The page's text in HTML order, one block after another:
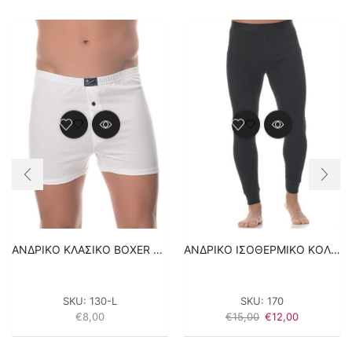
ΑΝΔΡΙΚΟ ΚΛΑΣΙΚΟ BOXER ΜΕ ΚΟΥΜΠΙ LIDO UNDERWEAR – ΛΕΥΚΟ 100% ΒΑΜΒΑΚΙ
SKU: 130-L
€8,00
ΑΝΔΡΙΚΟ ΙΣΟΘΕΡΜΙΚΟ ΚΟΛΑΝ – ΜΑΥΡΟ
SKU: 170
€15,00 Original
€12,00Η